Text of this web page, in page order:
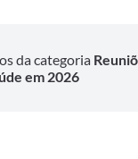
da categoria
em 2026